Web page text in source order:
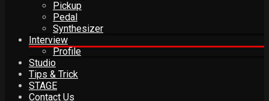
Pickup
Pedal
Synthesizer
Interview
Profile
Studio
Tips & Trick
STAGE
Contact Us